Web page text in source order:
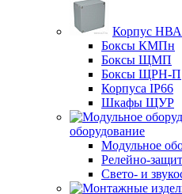
Корпус НВА
Боксы КМПн
Боксы ЩМП
Боксы ЩРН-П
Корпуса IP66
Шкафы ЩУР
оборудование
Модульное
Релейно-
Свето- и